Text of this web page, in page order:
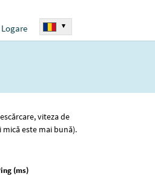
Logare ▾
viteza de
mică este mai bună).
(ms)